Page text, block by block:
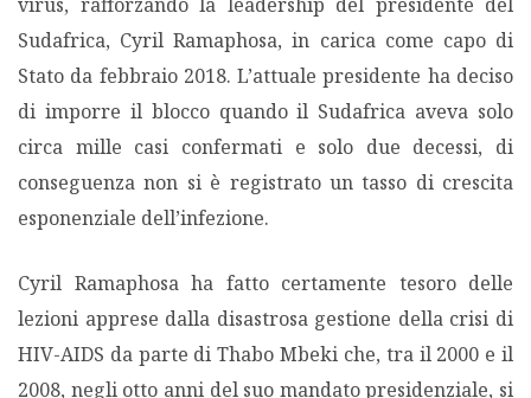
Sudafrica, Cyril Ramaphosa, in carica come capo di
Stato da febbraio 2018. L’attuale presidente ha deciso
di imporre il blocco quando il Sudafrica aveva solo
circa mille casi confermati e solo due decessi, di
conseguenza non si è registrato un tasso di crescita
esponenziale dell’infezione.
Cyril Ramaphosa ha fatto certamente tesoro delle
lezioni apprese dalla disastrosa gestione della crisi di
HIV-AIDS da parte di Thabo Mbeki che, tra il 2000 e il
2008, negli otto anni del suo mandato presidenziale, si